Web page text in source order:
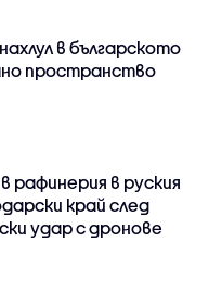
в българското
пространство
рафинерия в руския
край след
удар с дронове